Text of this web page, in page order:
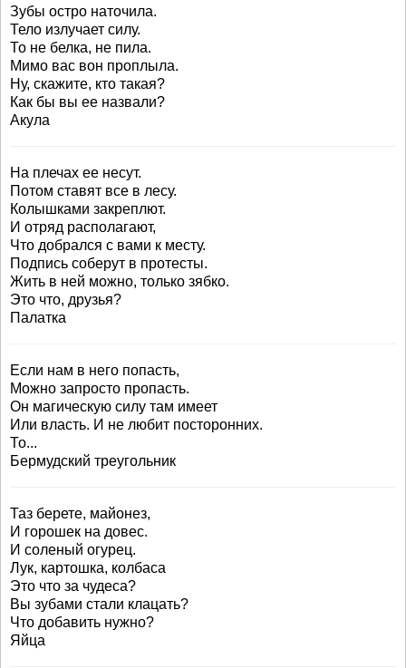
Зубы остро наточила.
Тело излучает силу.
То не белка, не пила.
Мимо вас вон проплыла.
Ну, скажите, кто такая?
Как бы вы ее назвали?
Акула
На плечах ее несут.
Потом ставят все в лесу.
Колышками закреплют.
И отряд располагают,
Что добрался с вами к месту.
Подпись соберут в протесты.
Жить в ней можно, только зябко.
Это что, друзья?
Палатка
Если нам в него попасть,
Можно запросто пропасть.
Он магическую силу там имеет
Или власть. И не любит посторонних.
То...
Бермудский треугольник
Таз берете, майонез,
И горошек на довес.
И соленый огурец.
Лук, картошка, колбаса
Это что за чудеса?
Вы зубами стали клацать?
Что добавить нужно?
Яйца